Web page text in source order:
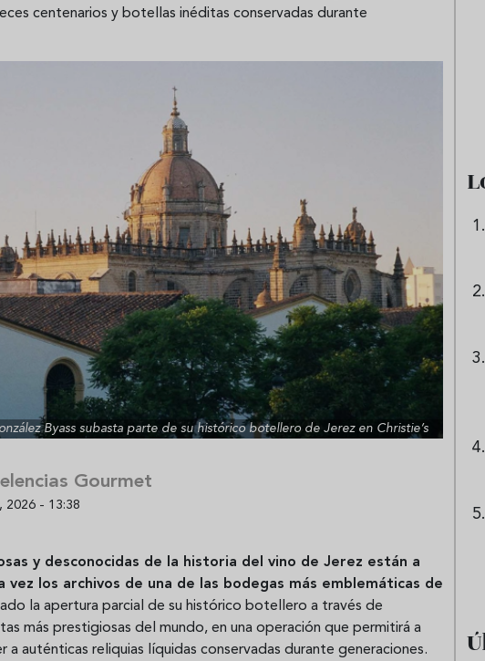
centenarios y botellas inéditas conservadas durante
Byass subasta parte de su histórico botellero de Jerez en Christie’s
Gourmet
2026 - 13:38
y desconocidas de la historia del vino de Jerez están a
los archivos de una de las bodegas más emblemáticas de
la apertura parcial de su histórico botellero a través de
más prestigiosas del mundo, en una operación que permitirá a
auténticas reliquias líquidas conservadas durante generaciones.
fría de sandía: el plato
que querrás repetir todo el
Cinco cremas frías de verduras